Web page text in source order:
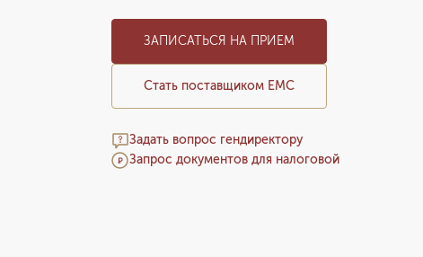
ЗАПИСАТЬСЯ НА ПРИЕМ
Стать поставщиком ЕМС
Задать вопрос гендиректору
Запрос документов для налоговой